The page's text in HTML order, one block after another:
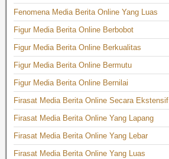
Fenomena Media Berita Online Yang Luas
Figur Media Berita Online Berbobot
Figur Media Berita Online Berkualitas
Figur Media Berita Online Bermutu
Figur Media Berita Online Bernilai
Firasat Media Berita Online Secara Ekstensif
Firasat Media Berita Online Yang Lapang
Firasat Media Berita Online Yang Lebar
Firasat Media Berita Online Yang Luas